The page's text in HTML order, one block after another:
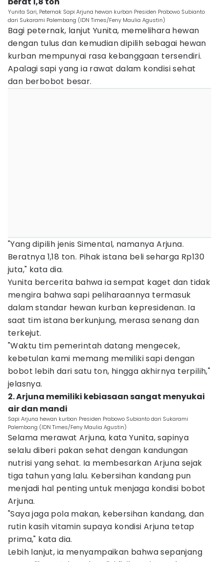
Yunita Sari, Peternak Sapi Arjuna hewan kurban Presiden Prabowo Subianto
dari Sukarami Palembang (IDN Times/Feny Maulia Agustin)
Bagi peternak, lanjut Yunita, memelihara hewan
dengan tulus dan kemudian dipilih sebagai hewan
kurban mempunyai rasa kebanggaan tersendiri.
Apalagi sapi yang ia rawat dalam kondisi sehat
dan berbobot besar.
"Yang dipilih jenis Simental, namanya Arjuna.
Beratnya 1,18 ton. Pihak istana beli seharga Rp130
juta," kata dia.
Yunita bercerita bahwa ia sempat kaget dan tidak
mengira bahwa sapi peliharaannya termasuk
dalam standar hewan kurban kepresidenan. Ia
saat tim istana berkunjung, merasa senang dan
terkejut.
"Waktu tim pemerintah datang mengecek,
kebetulan kami memang memiliki sapi dengan
bobot lebih dari satu ton, hingga akhirnya terpilih,"
jelasnya.
2. Arjuna memiliki kebiasaan sangat menyukai
air dan mandi
Sapi Arjuna hewan kurban Presiden Prabowo Subianto dari Sukarami
Palembang (IDN Times/Feny Maulia Agustin)
Selama merawat Arjuna, kata Yunita, sapinya
selalu diberi pakan sehat dengan kandungan
nutrisi yang sehat. Ia membesarkan Arjuna sejak
tiga tahun yang lalu. Kebersihan kandang pun
menjadi hal penting untuk menjaga kondisi bobot
Arjuna.
"Saya jaga pola makan, kebersihan kandang, dan
rutin kasih vitamin supaya kondisi Arjuna tetap
prima," kata dia.
Lebih lanjut, ia menyampaikan bahwa sepanjang